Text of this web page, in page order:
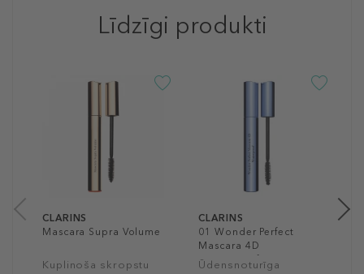
Līdzīgi produkti
CLARINS
Mascara Supra Volume
Kuplinoša skropstu
CLARINS
01 Wonder Perfect
Mascara 4D
Waterproof
Ūdensnoturīga